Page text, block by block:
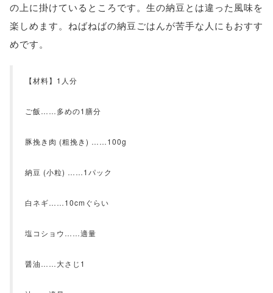
の上に掛けているところです。生の納豆とは違った風味を
楽しめます。ねばねばの納豆ごはんが苦手な人にもおすす
めです。
【材料】1人分
ご飯……多めの1膳分
豚挽き肉 (粗挽き) ……100g
納豆 (小粒) ……1パック
白ネギ……10cmぐらい
塩コショウ……適量
醤油……大さじ1